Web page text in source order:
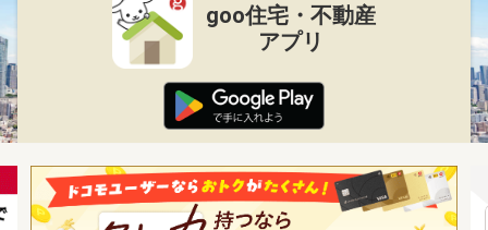
goo住宅・不動産
アプリ